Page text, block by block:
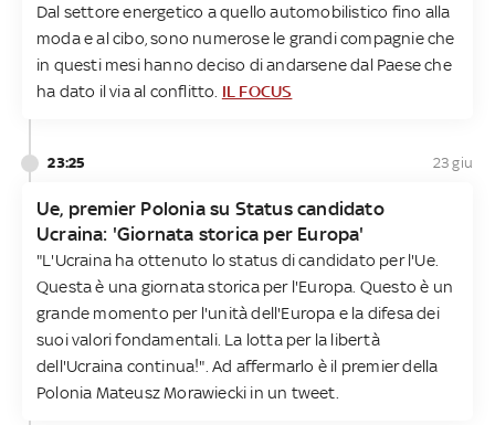
Dal settore energetico a quello automobilistico fino alla
moda e al cibo, sono numerose le grandi compagnie che
in questi mesi hanno deciso di andarsene dal Paese che
ha dato il via al conflitto. IL FOCUS
23:25 23 giu
Ue, premier Polonia su Status candidato
Ucraina: 'Giornata storica per Europa'
"L'Ucraina ha ottenuto lo status di candidato per l'Ue.
Questa è una giornata storica per l'Europa. Questo è un
grande momento per l'unità dell'Europa e la difesa dei
suoi valori fondamentali. La lotta per la libertà
dell'Ucraina continua!". Ad affermarlo è il premier della
Polonia Mateusz Morawiecki in un tweet.